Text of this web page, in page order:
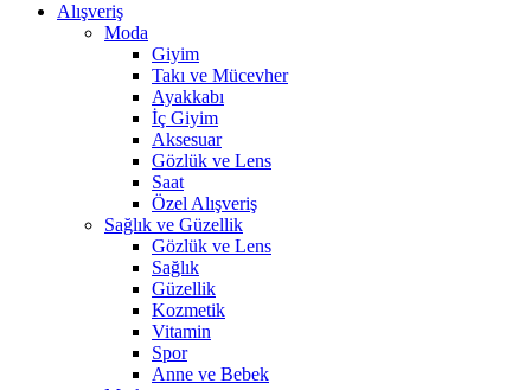
Alışveriş
Moda
Giyim
Takı ve Mücevher
Ayakkabı
İç Giyim
Aksesuar
Gözlük ve Lens
Saat
Özel Alışveriş
Sağlık ve Güzellik
Gözlük ve Lens
Sağlık
Güzellik
Kozmetik
Vitamin
Spor
Anne ve Bebek